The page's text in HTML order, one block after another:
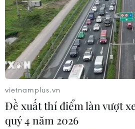
vietnamplus.vn
Đề xuất thí điểm làn vượt
quý 4 năm 2026